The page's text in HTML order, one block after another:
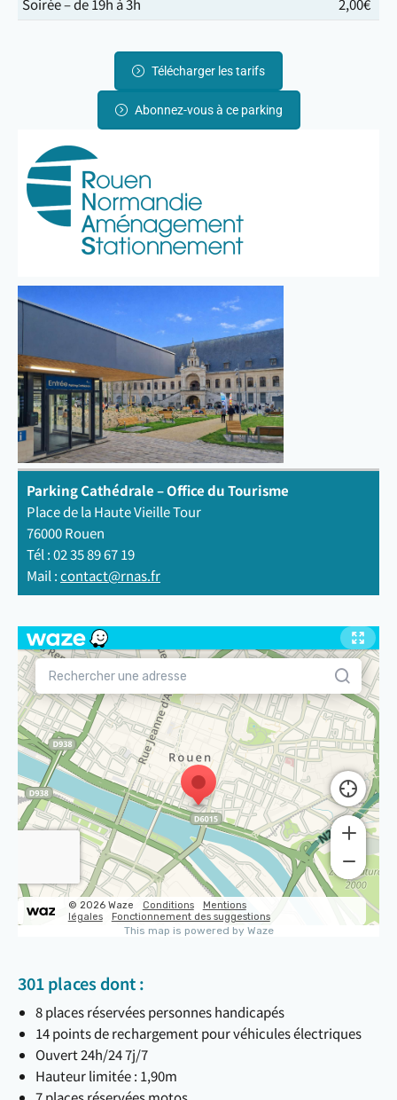
Soirée – de 19h à 3h 2,00€
Télécharger les tarifs
Abonnez-vous à ce parking
Parking Cathédrale – Office du Tourisme
Place de la Haute Vieille Tour
76000 Rouen
Tél : 02 35 89 67 19
Mail :contact@rnas.fr
301 places dont :
8 places réservées personnes handicapés
14 points de rechargement pour véhicules électriques
Ouvert 24h/24 7j/7
Hauteur limitée : 1,90m